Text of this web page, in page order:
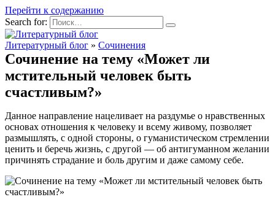
Перейти к содержанию
Search for:
Литературный блог » Сочинения
Сочинение на тему «Может ли
мстительный человек быть
счастливым?»
Данное направление нацеливает на раздумье о нравственных
основах отношения к человеку и всему живому, позволяет
размышлять, с одной стороны, о гуманистическом стремлении
ценить и беречь жизнь, с другой — об антигуманном желании
причинять страдание и боль другим и даже самому себе.